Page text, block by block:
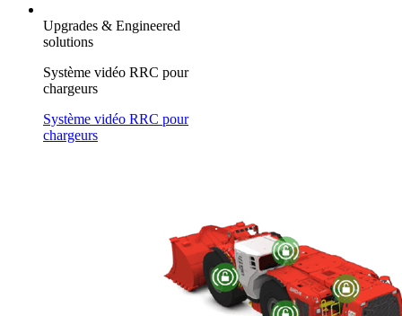
Upgrades & Engineered
solutions
Système vidéo RRC pour
chargeurs
Système vidéo RRC pour
chargeurs